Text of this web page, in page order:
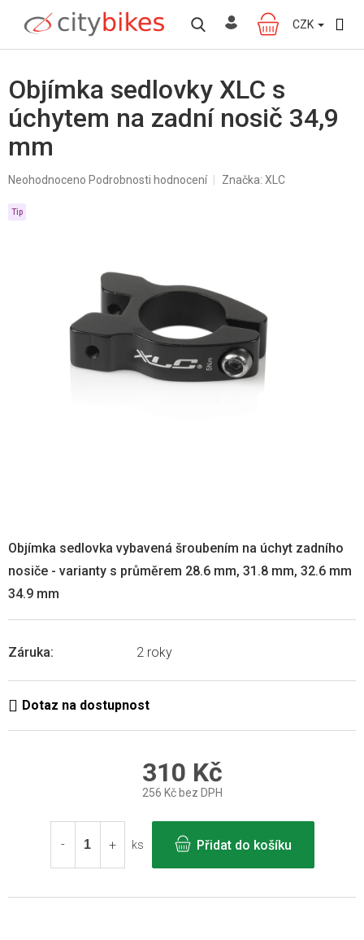
obsah
NÁKUPNÍ
KOŠÍK
CZK
Objímka sedlovky XLC s
úchytem na zadní nosič 34,9
mm
Průměrné
produktu
Neohodnoceno Podrobnosti hodnocení Značka: XLC
Tip
Záruka: 2 roky
Objímka sedlovka vybavená šroubením na úchyt zadního
nosiče - varianty s průměrem 28.6 mm, 31.8 mm, 32.6 mm
34.9 mm
310 Kč
256 Kč bez DPH
cena:
ks
Přidat do košíku